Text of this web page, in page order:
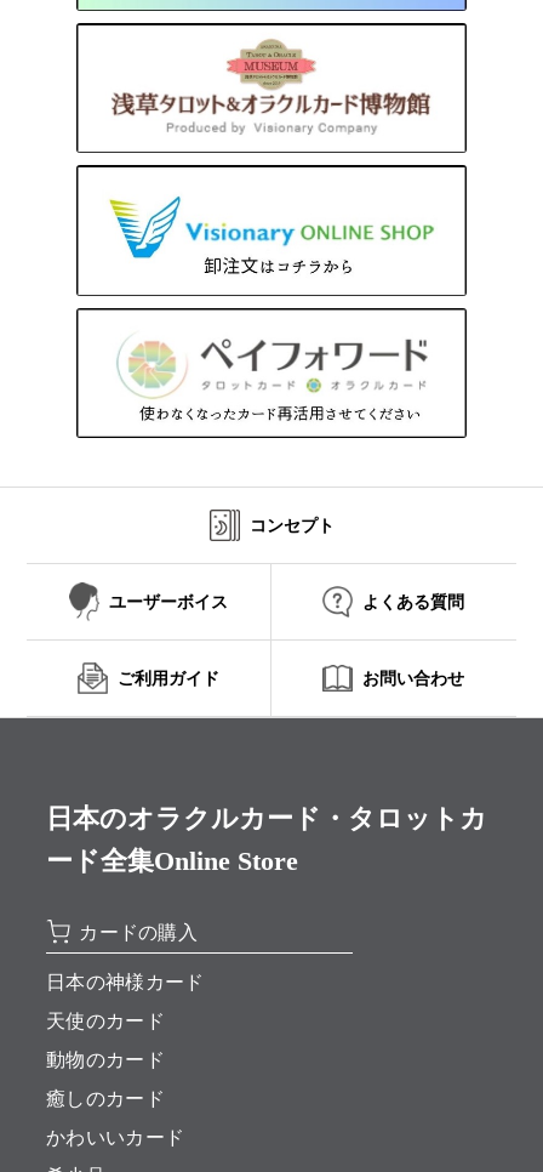
コンセプト
ユーザーボイス よくある質問
ご利用ガイド お問い合わせ
日本のオラクルカード・タロットカ
ード全集Online Store
カードの購入
日本の神様カード
天使のカード
動物のカード
癒しのカード
かわいいカード